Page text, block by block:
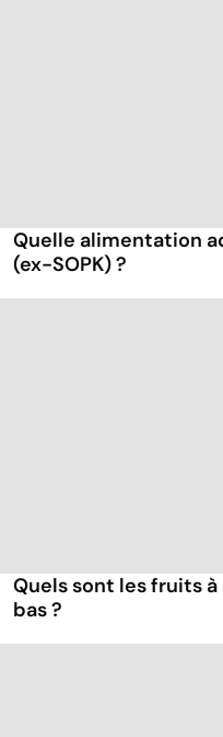
Quelle alimentation
(ex-SOPK) ?
Quels sont les fruits
bas ?